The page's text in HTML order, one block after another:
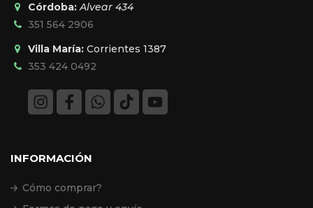
Córdoba:Alvear 434
351 564 2906
Villa María: Corrientes 1387
353 424 0492
INFORMACIÓN
Cómo comprar?